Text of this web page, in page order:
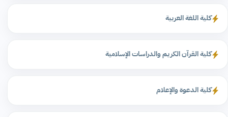
كلية اللغة العربية
كلية القرآن الكريم والدراسات الإسلامية
كلية الدعوة والإعلام